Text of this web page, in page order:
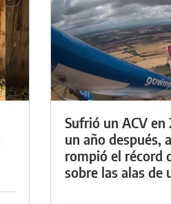
Sufrió un ACV en
un año después,
rompió el récord
sobre las alas de